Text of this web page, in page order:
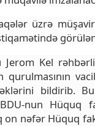
üzrə
Kel
qurulmasının
bildirib.
nun
nəfər Hüquq